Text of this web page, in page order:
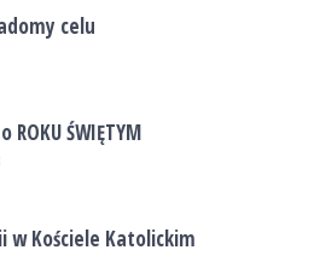
celu
ROKU ŚWIĘTYM
w Kościele Katolickim